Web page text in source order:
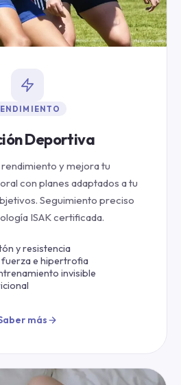
Deportiva
y mejora tu
con planes adaptados a tu
Seguimiento preciso
ISAK certificada.
y resistencia
e hipertrofia
invisible
más